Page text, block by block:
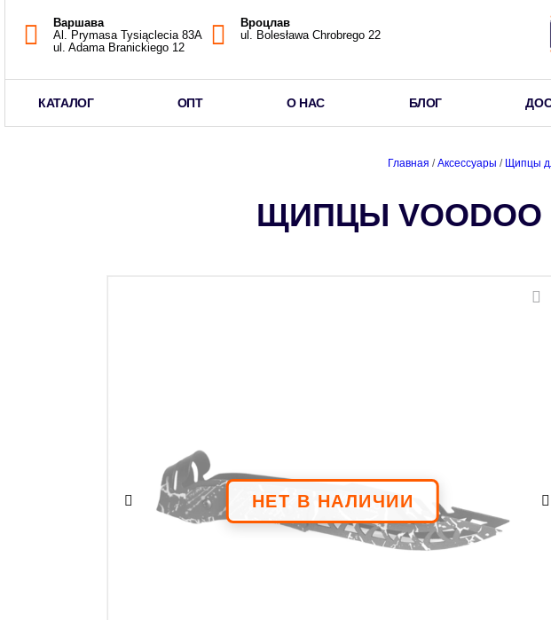
Варшава
Al. Prymasa Tysiąclecia 83A
ul. Adama Branickiego 12
Вроцлав
ul. Bolesława Chrobrego 22
КАТАЛОГ ОПТ О НАС БЛОГ
Главная /Аксессуары / Щипцы
ЩИПЦЫ VOODOO